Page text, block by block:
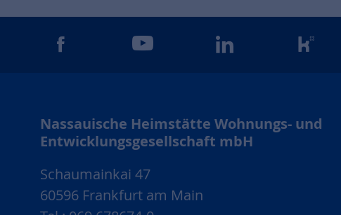
facebook youtube linkedin
Nassauische Heimstätte Wohnungs- und
Entwicklungsgesellschaft mbH
Schaumainkai 47
60596 Frankfurt am Main